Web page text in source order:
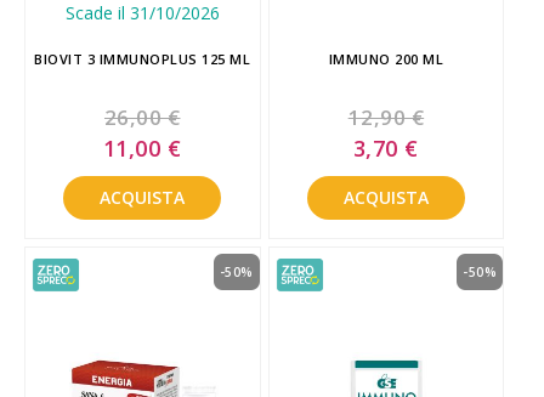
Scade il 31/10/2026
BIOVIT 3 IMMUNOPLUS 125 ML
26,00 €
Special
Price
11,00 €
ACQUISTA
IMMUNO 200 ML
12,90 €
Special
Price
3,70 €
ACQUISTA
-50% -50%